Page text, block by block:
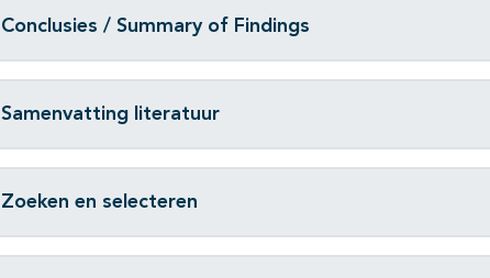
Conclusies / Summary of Findings
Samenvatting literatuur
Zoeken en selecteren